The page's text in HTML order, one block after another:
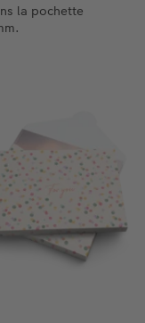
la pochette